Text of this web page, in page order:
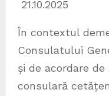
21.10.2025
În contextul
Consulatului
și de acordare
consulară